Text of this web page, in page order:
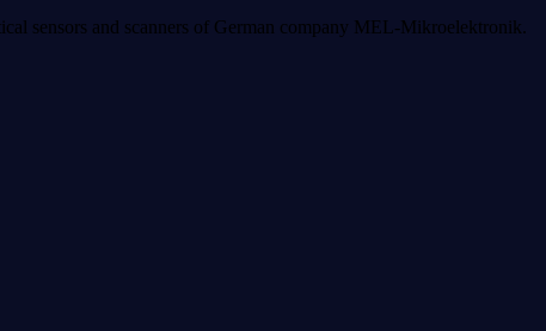
sensors and scanners of German company MEL-Mikroelektronik.